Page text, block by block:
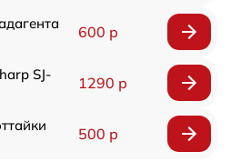
600 р
SJ-
1290 р
500 р